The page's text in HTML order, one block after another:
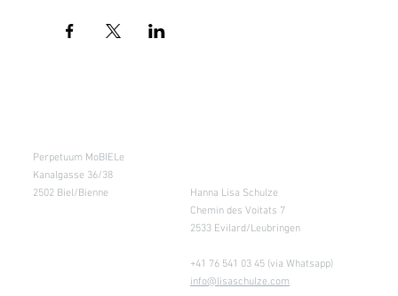
Perpetuum MoBIELe
Kanalgasse 36/38
2502 Biel/Bienne
Hanna Lisa Schulze
Chemin des Voitats 7
2533 Evilard/Leubringen
+41 76 541 03 45 (via Whatsapp)
info@lisaschulze.com